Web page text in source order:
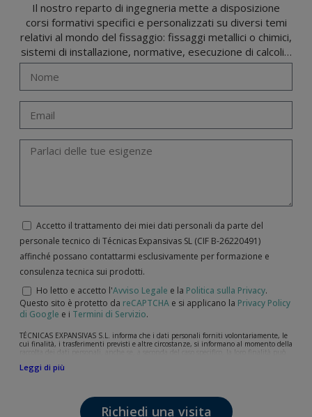
Il nostro reparto di ingegneria mette a disposizione
corsi formativi specifici e personalizzati su diversi temi
relativi al mondo del fissaggio: fissaggi metallici o chimici,
sistemi di installazione, normative, esecuzione di calcoli…
Accetto il trattamento dei miei dati personali da parte del
personale tecnico di Técnicas Expansivas SL (CIF B-­26220491)
affinché possano contattarmi esclusivamente per formazione e
consulenza tecnica sui prodotti.
Ho letto e accetto l'Avviso Legale e la Politica sulla Privacy.
Questo sito è protetto da reCAPTCHA e si applicano la Privacy Policy
di Google e i Termini di Servizio.
TÉCNICAS EXPANSIVAS S.L. informa che i dati personali forniti volontariamente, le
cui finalità, i trasferimenti previsti e altre circostanze, si informano al momento della
raccolta dei dati personali, anche se, a seconda del caso specifico, la loro finalità può
mantenimento della relazione stabilita, la gestione integrale e commerciale dei
I dati contenuti nei nostri archivi sono assolutamente confidenziali e saranno
trattati con la massima riservatezza e nel rispetto di tutti i requisiti del
Leggi di più
Richiedi una visita